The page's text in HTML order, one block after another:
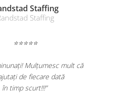
Staffing
Staffing
⭐⭐⭐⭐⭐
Mulțumesc mult că
de fiecare dată
în timp scurt!!!”